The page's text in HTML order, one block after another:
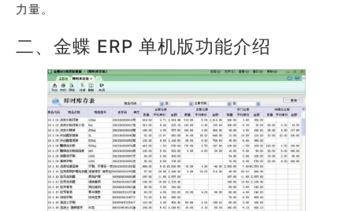
力量。
二、金蝶 ERP 单机版功能介绍